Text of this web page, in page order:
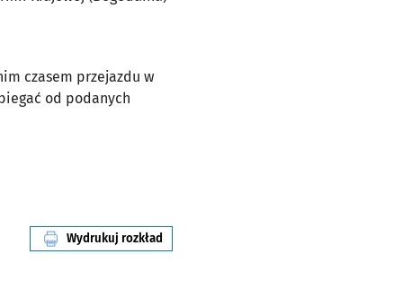
czasem przejazdu w
od podanych
Wydrukuj rozkład
linii nr 143